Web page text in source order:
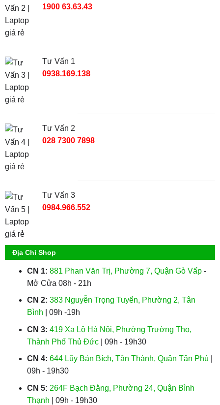
1900 63.63.43
Tư Vấn 1
0938.169.138
Tư Vấn 2
028 7300 7898
Tư Vấn 3
0984.966.552
Địa Chỉ Shop
CN 1: 881 Phan Văn Trị, Phường 7, Quận Gò Vấp-
Mở Cửa 08h - 21h
CN 2: 383 Nguyễn Trọng Tuyển, Phường 2, Tân
Bình | 09h -19h
CN 3: 419 Xa Lộ Hà Nội, Phường Trường Thọ,
Thành Phố Thủ Đức| 09h - 19h30
CN 4: 644 Lũy Bán Bích, Tân Thành, Quận Tân Phú
09h - 19h30
CN 5: 264F Bạch Đằng, Phường 24, Quận Bình
Thạnh | 09h - 19h30